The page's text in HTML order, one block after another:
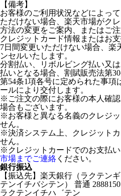
【備考】
お客様のご利用状況などによっ
ただけない場合、楽天市場がク
方法の変更をご案内、またはご
クレジットカード情報またはお
7日間変更いただけない場合、楽
ンセルいたします。
分割払い、リボルビング払い又
払いとなる場合、割賦販売法第
第54条1項各号に定められた事項
ールにより交付します。
※ご注文の際にお客様の本人確
場合もございます。
※お客様と異なる名義のクレジ
せん。
※決済システム上、クレジット
せん。
※クレジットカードでのお支払
市場までご連絡 ください。
銀行振込
【振込先】楽天銀行（ラクテン
テンイチバシテン） 普通
ラクテンイチハ゛テン